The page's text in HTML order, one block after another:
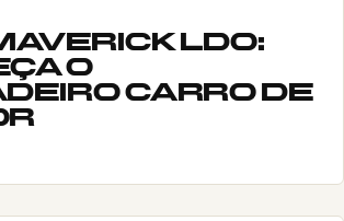
LDO:
O
CARRO DE